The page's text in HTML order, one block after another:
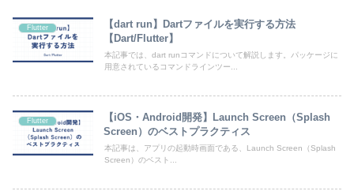
Flutter
【dart run】Dartファイルを実行する方法
【Dart/Flutter】
本記事では、dart runコマンドについて解説します。パッケージに
用意されているコマンドラインツー...
Flutter
【iOS・Android開発】Launch Screen（Splash
Screen）のベストプラクティス
本記事は、アプリの起動時画面である、Launch Screen（Splash
Screen）のベスト...